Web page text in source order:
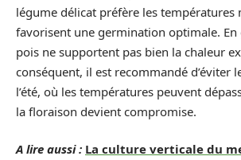
légume délicat préfère les températures
favorisent une germination optimale. En
pois ne supportent pas bien la chaleur
conséquent, il est recommandé d’éviter
l’été, où les températures peuvent
la floraison devient compromise.
A lire aussi : La culture verticale du